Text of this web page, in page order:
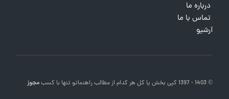
درباره ما
تماس با ما
آرشیو
© 1403 - 1397 کپی بخش یا کل هر کدام از مطالب راهنماتو تنها با کسبمجوز